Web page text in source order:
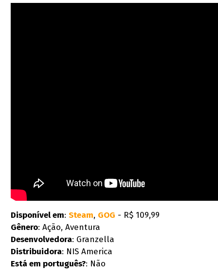
Disponível em:Steam, GOG - R$ 109,99
Gênero: Ação, Aventura
Desenvolvedora: Granzella
Distribuidora: NIS America
Está em português?: Não